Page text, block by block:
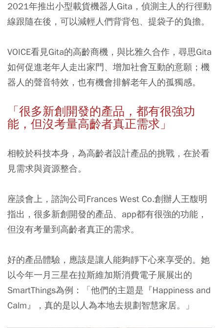
2021年推出小型載貨機器人Gita，偵測主人的行徑動
線跟隨在後，可以減輕人們背背包、提袋子的負擔。
VOICE看見Gita的高齡商機，與比雅久合作，尋思Gita
如何促進老年人走出家門、增加社會互動的意願；機
器人的聲音特效，也有機會排解老年人的孤獨感。
「很多新創開發的產品，都有很強功
能，但沒考量高齡者真正需求」
相較於科技本身， 為高齡者設計產品的挑戰，在於看
見需求與資源整合。
座談會上，諮詢公司Frances West Co.創辦人王馥明
指出，很多新創開發的產品、app都有很強的功能，
但沒有考量到高齡者真正的需求。
好的產品體驗，應該是讓人能夠靜下心來享受的。她
以今年一月三星在拉斯維加斯消費電子展展出的
SmartThings為例：「他們的主題是『Happiness and
Calm』，真的是以人為本地去規劃智慧家居。」